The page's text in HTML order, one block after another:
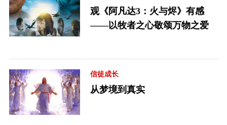
观《阿凡达3：火与烬》有感
——以牧者之心敬颂万物之爱
信徒成长
从梦境到真实